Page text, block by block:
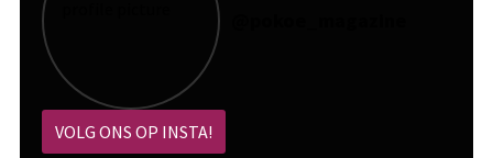
VOLG ONS OP INSTA!